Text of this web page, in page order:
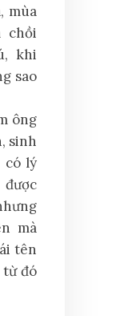
mùa
chồi
khi
sao
ông
sinh
có lý
mà
tên
đó